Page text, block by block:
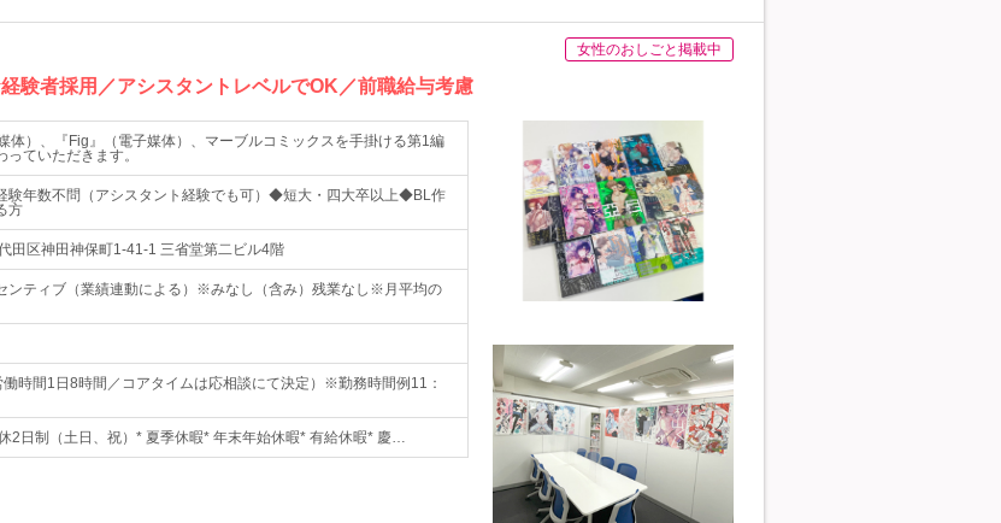
女性のおしごと掲載中
者採用／アシスタントレベルでOK／前職給与考慮
体）、『Fig』（電子媒体）、マーブルコミックスを手掛ける第1編
ていただきます。
年数不問（アシスタント経験でも可）◆短大・四大卒以上◆BL作
方
区神田神保町1-41-1 三省堂第二ビル4階
ンティブ（業績連動による）※みなし（含み）残業なし※月平均の
時間1日8時間／コアタイムは応相談にて決定）※勤務時間例11：
2日制（土日、祝）* 夏季休暇* 年末年始休暇* 有給休暇* 慶…